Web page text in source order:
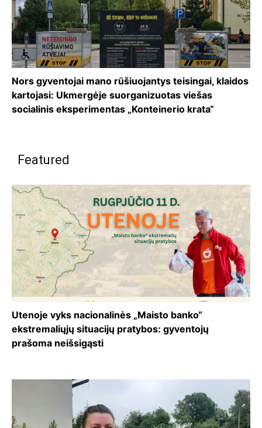
Nors gyventojai mano rūšiuojantys teisingai, klaidos
kartojasi: Ukmergėje suorganizuotas viešas
socialinis eksperimentas „Konteinerio krata“
Featured
Utenoje vyks nacionalinės „Maisto banko“
ekstremaliųjų situacijų pratybos: gyventojų
prašoma neišsigąsti